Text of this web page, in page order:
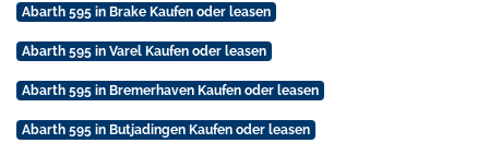
Abarth 595 in Brake Kaufen oder leasen
Abarth 595 in Varel Kaufen oder leasen
Abarth 595 in Bremerhaven Kaufen oder leasen
Abarth 595 in Butjadingen Kaufen oder leasen